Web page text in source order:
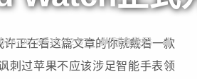
06-20 15:52:57 随身数码
正在看这篇文章的你就戴着一款
刺过苹果不应该涉足智能手表领